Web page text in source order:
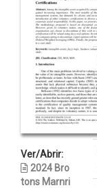
Ver/Abrir:
2024 Bro
tons Marnri